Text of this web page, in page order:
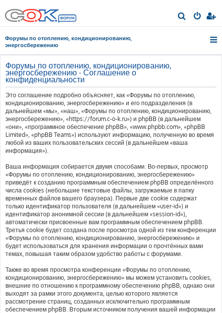
о
Форумы по отоплению, кондиционированию,
энергосбережению
Форумы по отоплению, кондиционированию,
энергосбережению - Соглашение о
конфиденциальности
Это соглашение подробно объясняет, как «Форумы по отоплению,
кондиционированию, энергосбережению» и его подразделения (в
дальнейшем «мы», «наш», «Форумы по отоплению, кондиционированию,
энергосбережению», «https://forum.c-o-k.ru») и phpBB (в дальнейшем
«они», «программное обеспечение phpBB», «www.phpbb.com», «phpBB
Limited», «phpBB Teams») используют информацию, полученную во время
любой из ваших пользовательских сессий (в дальнейшем «ваша
информация»).
Ваша информация собирается двумя способами. Во-первых, просмотр
«Форумы по отоплению, кондиционированию, энергосбережению»
приведёт к созданию программным обеспечением phpBB определённого
числа cookies (небольшие текстовые файлы, загружаемые в папку
временных файлов вашего браузера). Первые две cookie содержат
только идентификатор пользователя (в дальнейшем «user-id») и
идентификатор анонимной сессии (в дальнейшем «session-id»),
автоматически присвоенные вам программным обеспечением phpBB.
Третья cookie будет создана после просмотра одной из тем конференции
«Форумы по отоплению, кондиционированию, энергосбережению» и
будет использоваться для хранения информации о прочтённых вами
темах, повышая таким образом удобство работы с форумами.
Также во время просмотра конференции «Форумы по отоплению,
кондиционированию, энергосбережению» мы можем установить cookies,
внешние по отношению к программному обеспечению phpBB, однако они
выходят за рамки этого документа, целью которого является
рассмотрение страниц, созданных исключительно программным
обеспечением phpBB. Вторым источником получения вашей информации